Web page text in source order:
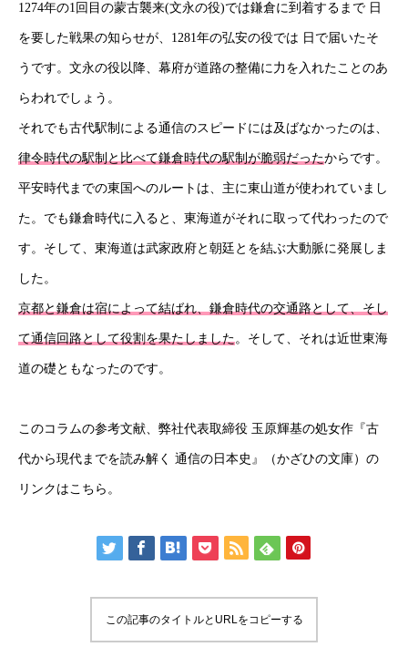
採用情報
コラム
健康企業宣言
お問い合わせ
個人情報保護方針
HOME 新着情報 会社概要 事業紹介 採用情報 コラム
1274年の1回目の蒙古襲来(文永の役)では鎌倉に到着するまで 日
を要した戦果の知らせが、1281年の弘安の役では 日で届いたそ
うです。文永の役以降、幕府が道路の整備に力を入れたことのあ
らわれでしょう。
それでも古代駅制による通信のスピードには及ばなかったのは、
律令時代の駅制と比べて鎌倉時代の駅制が脆弱だったからです。
平安時代までの東国へのルートは、主に東山道が使われていまし
た。でも鎌倉時代に入ると、東海道がそれに取って代わったので
す。そして、東海道は武家政府と朝廷とを結ぶ大動脈に発展しま
した。
京都と鎌倉は宿によって結ばれ、鎌倉時代の交通路として、そし
て通信回路として役割を果たしました。そして、それは近世東海
道の礎ともなったのです。
このコラムの参考文献、弊社代表取締役 玉原輝基の処女作『古
代から現代までを読み解く 通信の日本史』（かざひの文庫）の
リンクはこちら 。
この記事のタイトルとURLをコピーする